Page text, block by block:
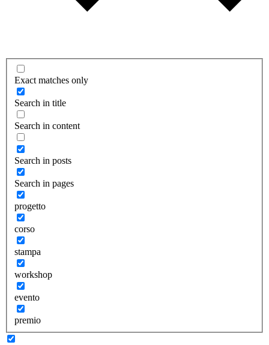
Exact matches only
Search in title
Search in content
Search in posts
Search in pages
progetto
corso
stampa
workshop
evento
premio